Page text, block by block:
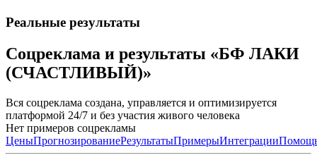
Реальные результаты
Соцреклама и результаты «БФ ЛАКИ
(СЧАСТЛИВЫЙ)»
Вся соцреклама создана, управляется и оптимизируется
платформой 24/7 и без участия живого человека
Нет примеров соцрекламы
ЦеныПрогнозированиеРезультатыПримерыИнтеграции